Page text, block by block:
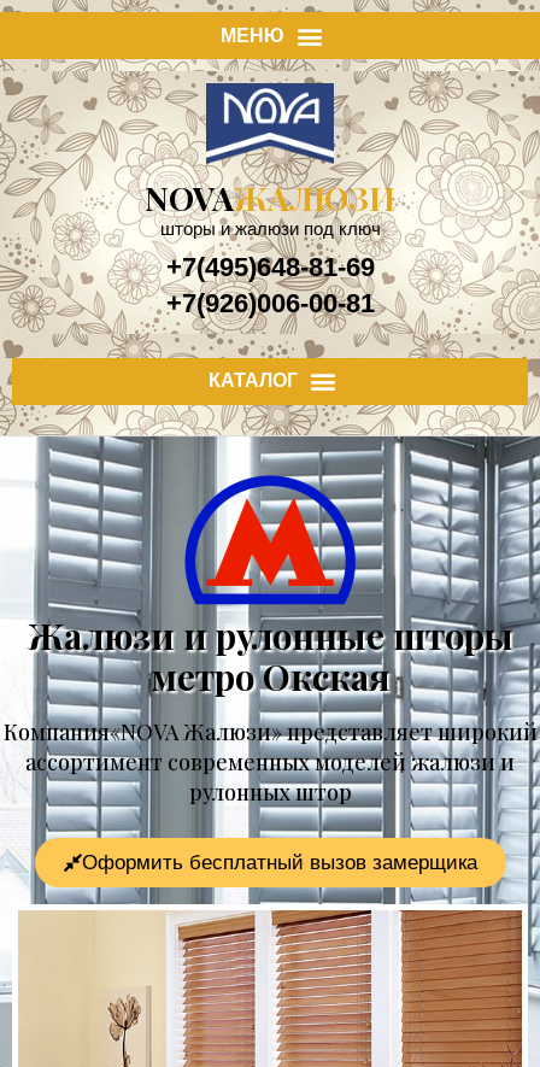
NOVAЖАЛЮЗИ
шторы и жалюзи под ключ
+7(495)648-81-69
+7(926)006-00-81
Жалюзи и рулонные шторы
метро Окская
Компания«NOVA Жалюзи» представляет широкий
ассортимент современных моделей жалюзи и
рулонных штор
Оформить бесплатный вызов замерщика